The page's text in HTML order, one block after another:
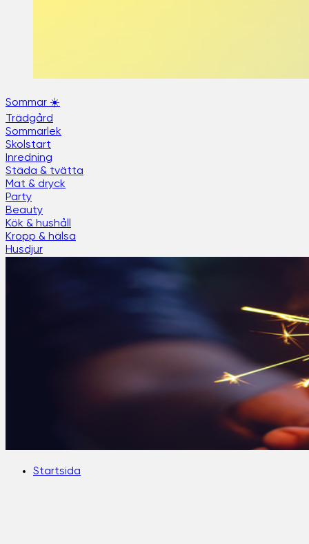
Sommar ☀️
Trädgård
Sommarlek
Skolstart
Inredning
Städa & tvätta
Mat & dryck
Party
Beauty
Kök & hushåll
Kropp & hälsa
Husdjur
Startsida